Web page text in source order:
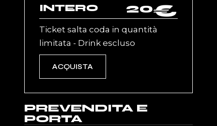
INTERO 20€
Ticket salta coda in quantità
limitata - Drink escluso
ACQUISTA
PREVENDITA E
PORTA